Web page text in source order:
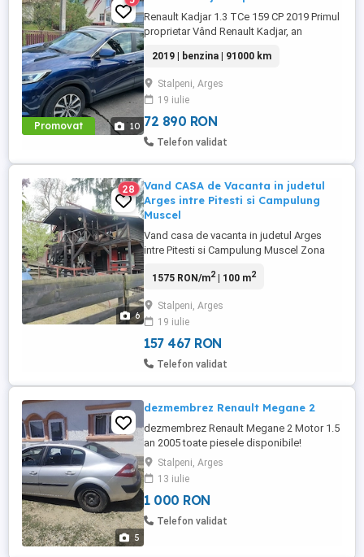
Promovat 10
Renault Kadjar 1.3 TCe 159 CP 2019 Primul
proprietar Vând Renault Kadjar, an
stare foarte bună de funcționare și
întreținere. Motor 1.3 TCe benzină 159 CP
Cutie manuală, 6 trepte Kilometraj real:
91.000 km Primul proprietar Mașină
îngrijită, ...
2019 | benzina | 91000 km
Stalpeni, Arges
19 iulie
72 890 RON
Telefon validat
6
28
Vand CASA de Vacanta in judetul
Arges intre Pitesti si Campulung
Muscel
Vand casa de vacanta in judetul Arges
intre Pitesti si Campulung Muscel Zona
,canalizare Acces la drum asfaltat , 1 km
1575 RON/m2| 100 m2
Stalpeni, Arges
19 iulie
157 467 RON
Telefon validat
5
dezmembrez Renault Megane 2
dezmembrez Renault Megane 2 Motor 1.5
an 2005 toate piesele disponibile!
Stalpeni, Arges
13 iulie
1 000 RON
Telefon validat